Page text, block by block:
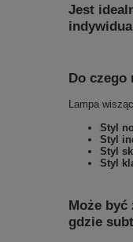
Jest
Do czego
Lampa
Styl
Styl
Styl
Styl
Może być
gdzie